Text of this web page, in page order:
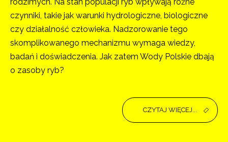
czynniki, takie jak warunki hydrologiczne, biologiczne
czy działalność człowieka. Nadzorowanie tego
skomplikowanego mechanizmu wymaga wiedzy,
badań i doświadczenia. Jak zatem Wody Polskie dbają
o zasoby ryb?
CZYTAJ WIĘCEJ...